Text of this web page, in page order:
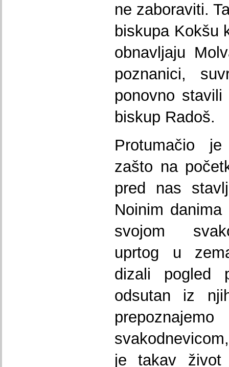
ne zaboraviti.
biskupa Kokšu
obnavljaju
poznanici,
ponovno
biskup Radoš.
Protumačio
zašto na
pred nas
Noinim
svojom
uprtog u
dizali pogled
odsutan iz
je takav život